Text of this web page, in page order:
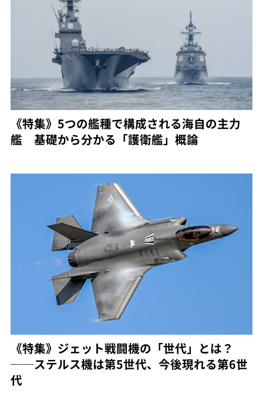
《特集》5つの艦種で構成される海自の主力
艦 基礎から分かる「護衛艦」概論
《特集》ジェット戦闘機の「世代」とは？
──ステルス機は第5世代、今後現れる第6世
代